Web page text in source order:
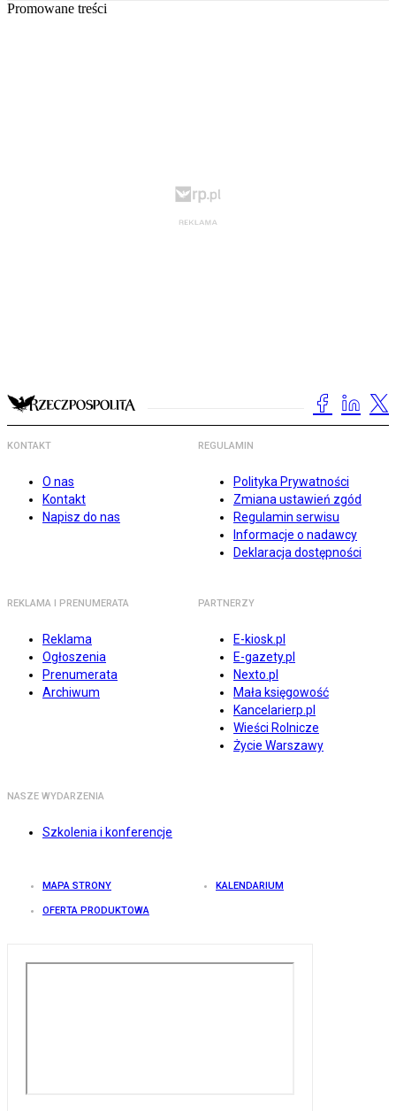
Promowane treści
KONTAKT
O nas
Kontakt
Napisz do nas
REGULAMIN
Polityka Prywatności
Zmiana ustawień zgód
Regulamin serwisu
Informacje o nadawcy
Deklaracja dostępności
REKLAMA I PRENUMERATA
Reklama
Ogłoszenia
Prenumerata
Archiwum
PARTNERZY
E-kiosk.pl
E-gazety.pl
Nexto.pl
Mała księgowość
Kancelarierp.pl
Wieści Rolnicze
Życie Warszawy
NASZE WYDARZENIA
Szkolenia i konferencje
MAPA STRONY KALENDARIUM
OFERTA PRODUKTOWA